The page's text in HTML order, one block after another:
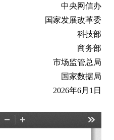
中央网信办
国家发展改革委
科技部
商务部
市场监管总局
国家数据局
2026年6月1日